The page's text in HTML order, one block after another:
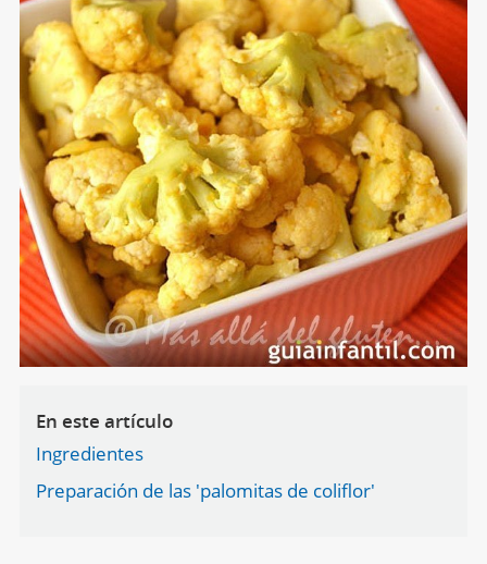
En este artículo
Ingredientes
Preparación de las 'palomitas de coliflor'